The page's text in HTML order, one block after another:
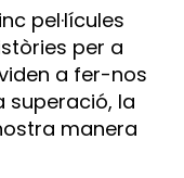
pel·lícules
per a
a fer-nos
superació, la
manera